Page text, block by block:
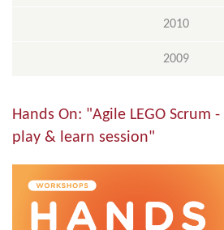
2010
2009
Hands On: "Agile LEGO Scrum
play & learn session"